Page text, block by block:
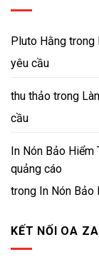
Pluto Hằng trong
yêu cầu
thu thảo trong
cầu
In Nón Bảo Hiểm
quảng cáo
trong In Nón Bảo
KẾT NỐI OA